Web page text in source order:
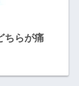
ちらが痛